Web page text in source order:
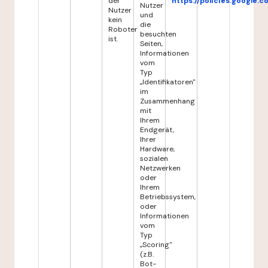
Nutzer
kein
Roboter
ist.
Nutzer
und
die
besuchten
Seiten,
Informationen
vom
Typ
„Identifikatoren"
im
Zusammenhang
mit
Ihrem
Endgerät,
Ihrer
Hardware,
sozialen
Netzwerken
oder
Ihrem
Betriebssystem,
oder
Informationen
vom
Typ
„Scoring"
(z.B.
Bot-